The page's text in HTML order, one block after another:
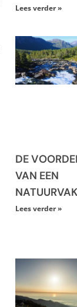
Lees verder »
DE
VAN EEN
Lees verder »